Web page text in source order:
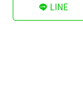
LINE